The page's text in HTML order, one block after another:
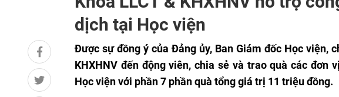
dịch tại Học viện
Được sự đồng ý của Đảng ủy, Ban Giám đốc Học viện,
KHXHNV đến động viên, chia sẻ và trao quà các đơn
Học viện với phần 7 phần quà tổng giá trị 11 triệu đồng.